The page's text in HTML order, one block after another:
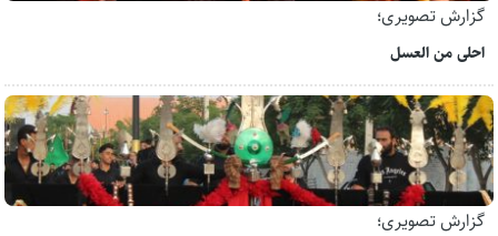
گزارش تصویری؛
احلی من العسل
گزارش تصویری؛